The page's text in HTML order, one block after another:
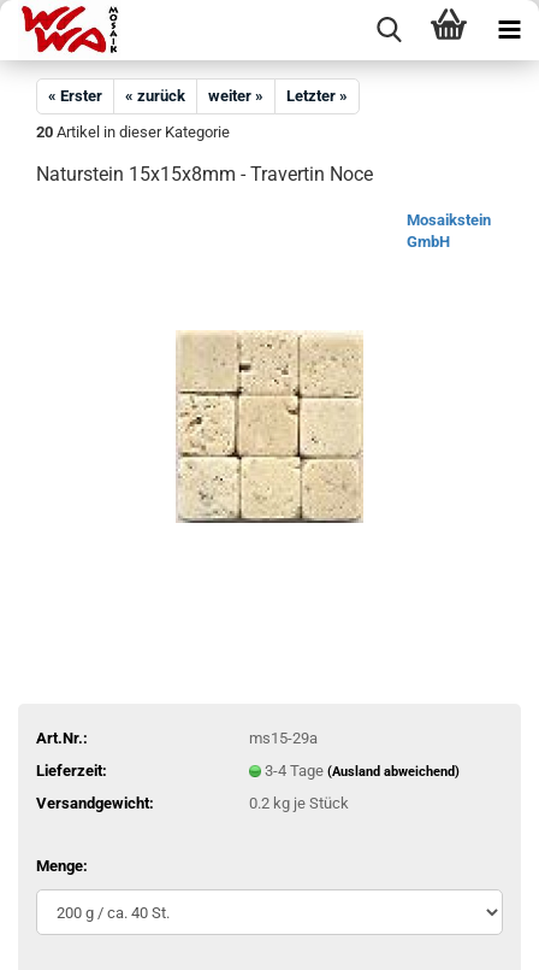
« Erster « zurück weiter »
Letzter »
20 Artikel in dieser Kategorie
Naturstein 15x15x8mm - Travertin Noce
Mosaikstein
GmbH
Art.Nr.:
ms15-29a
Lieferzeit:
3-4 Tage (Ausland abweichend)
Versandgewicht: 0.2kg je Stück
Menge: